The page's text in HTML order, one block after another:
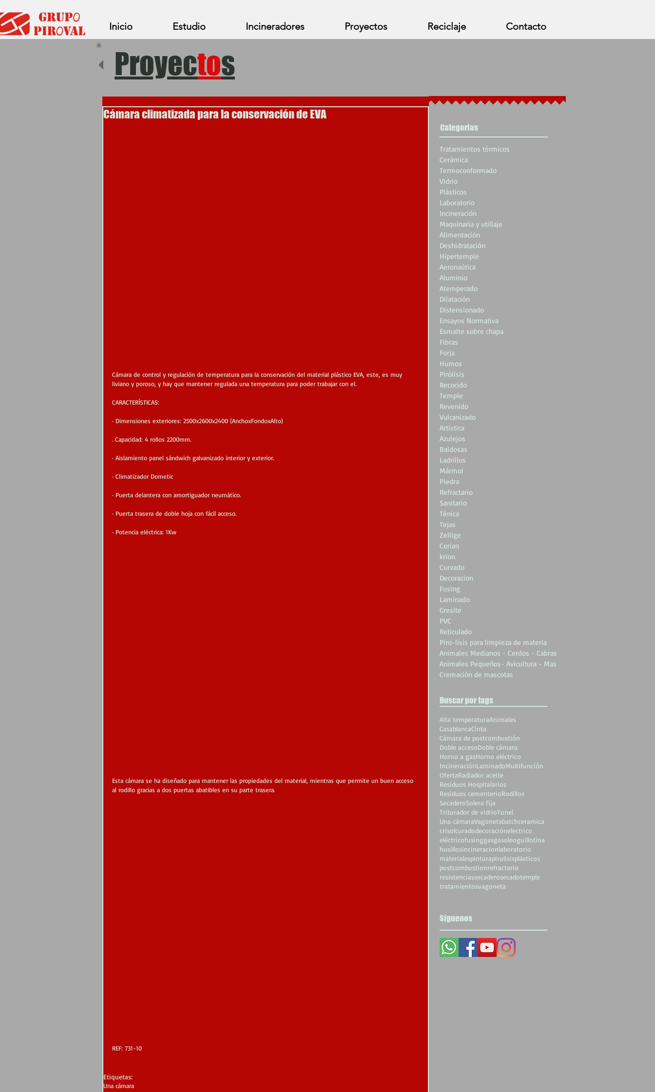
Inicio Estudio Incineradores Proyectos Reciclaje Contacto
Proyectos
Cámara climatizada para la conservación de EVA
Cámara de control y regulación de temperatura para la conservación del material plástico EVA, este, es muy
liviano y poroso, y hay que mantener regulada una temperatura para poder trabajar con el.
CARACTERÍSTICAS:
· Dimensiones exteriores: 2500x2600x2400 (AnchoxFondoxAlto)
. Capacidad: 4 rollos 2200mm.
· Aislamiento panel sándwich galvanizado interior y exterior.
· Climatizador Dometic
· Puerta delantera con amortiguador neumático.
· Puerta trasera de doble hoja con fácil acceso.
· Potencia eléctrica: 1Kw
Esta cámara se ha diseñado para mantener las propiedades del material, mientras que permite un buen acceso
al rodillo gracias a dos puertas abatibles en su parte trasera.
REF: 731-10
Etiquetas:
Una cámara
Categorias
Tratamientos térmicos
Cerámica
Termoconformado
Vidrio
Plásticos
Laboratorio
Incineración
Maquinaria y utillaje
Alimentación
Deshidratación
Hipertemple
Aeronaútica
Aluminio
Atemperado
Dilatación
Distensionado
Ensayos Normativa
Esmalte sobre chapa
Fibras
Forja
Humos
Pirólisis
Recocido
Temple
Revenido
Vulcanizado
Artistica
Azulejos
Baldosas
Ladrillos
Mármol
Piedra
Refractario
Sanitario
Ténica
Tejas
Zellige
Corian
krion
Curvado
Decoracion
Fusing
Laminado
Gresite
PVC
Reticulado
Piro-lisis para limpieza de materia
Animales Medianos - Cerdos - Cabras
Animales Pequeños- Avicultura - Mas
Cremación de mascotas
Buscar por tags
Alta temperaturaAnimales
CasablancaCinta
Cámara de postcombustión
Doble accesoDoble cámara
Horno a gasHorno eléctrico
IncineraciónLaminadoMultifunción
OfertaRadiador aceite
Residuos Hospitalarios
Residuos cementerioRodillos
SecaderoSolera fija
Triturador de vidrioTunel
Una cámaraVagonetabatchceramica
crisolcuradodecoraciónelectrico
eléctricofusinggasgasoleoguillotina
husillosincineracionlaboratorio
materialespinturapirolisisplásticos
postcombustionrefractario
resistenciassecaderosecadotemple
tratamientosvagoneta
Síguenos